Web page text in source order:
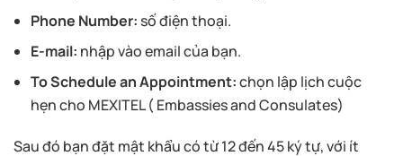
Phone Number: số điện thoại.
E-mail: nhập vào email của bạn.
To Schedule an Appointment:chọn lập lịch cuộc
hẹn cho MEXITEL ( Embassies and Consulates)
Sau đó bạn đặt mật khẩu có từ 12 đến 45 ký tự, với ít